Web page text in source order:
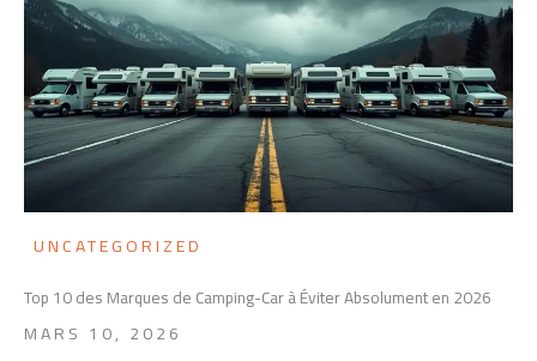
UNCATEGORIZED
Top 10 des Marques de Camping-Car à Éviter Absolument en 2026
MARS 10, 2026